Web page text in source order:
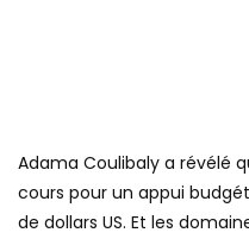
Adama Coulibaly a révélé
cours pour un appui
de dollars US. Et les